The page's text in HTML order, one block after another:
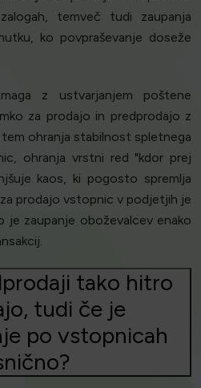
temveč tudi zaupanja
ko povpraševanje doseže
z ustvarjanjem poštene
za prodajo in predprodajo z
tem ohranja stabilnost spletnega
ohranja vrstni red "kdor prej
kaos, ki pogosto spremlja
prodajo vstopnic v podjetjih je
je zaupanje oboževalcev enako
tako hitro
tudi če je
po vstopnicah